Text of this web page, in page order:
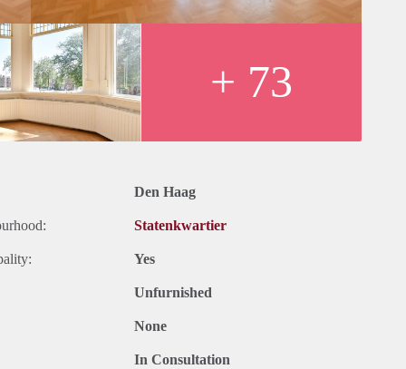
en toilet. Separaat tweede toilet in de hal. Aparte waskast.
Frederik Hendriklaan, in het hart van het zeer gewilde
instellingen (Europol, ICTY en OPCW) en nabij (en goed
met het openbaar vervoer. Met het openbaar
binnen 10 minuten bereikbaar. De Franse en
+ 73
Den Haag
Statenkwartier
Yes
Unfurnished
None
In Consultation